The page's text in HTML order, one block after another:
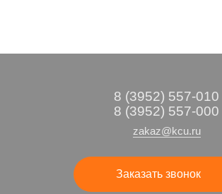
8 (3952) 557-010
8 (3952) 557-000
zakaz@kcu.ru
Заказать звонок